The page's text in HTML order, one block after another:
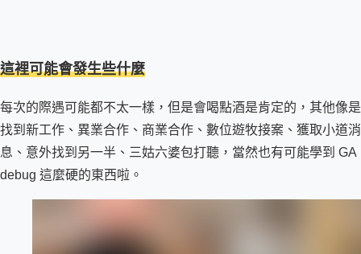
這裡可能會發生些什麼
每次的際遇可能都不太一樣，但是會喝點酒是肯定的，其他像是
找到新工作、異業合作、商業合作、數位遊牧接案、獲取小道消
息、意外找到另一半、三姑六婆包打聽，當然也有可能學到 GA
debug 這麼硬的東西啦。